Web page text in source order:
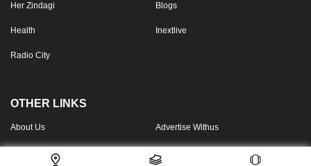
Her Zindagi Blogs
Health Inextlive
Radio City
OTHER LINKS
About Us Advertise Withus
Book Print Ad Contact us